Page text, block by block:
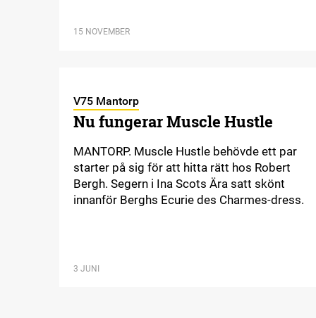
15 NOVEMBER
V75 Mantorp
Nu fungerar Muscle Hustle
MANTORP. Muscle Hustle behövde ett par
starter på sig för att hitta rätt hos Robert
Bergh. Segern i Ina Scots Ära satt skönt
innanför Berghs Ecurie des Charmes-dress.
3 JUNI